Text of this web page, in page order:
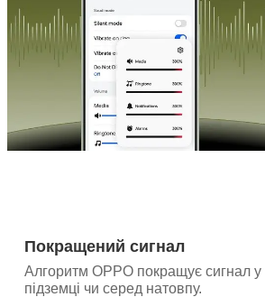
Покращений сигнал
Алгоритм OPPO покращує сигнал у
підземці чи серед натовпу.